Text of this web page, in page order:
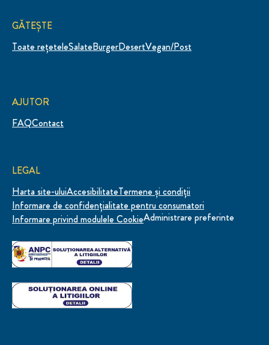
GĂTEȘTE
Toate rețeteleSalateBurgerDesertVegan/Post
AJUTOR
FAQContact
LEGAL
Harta site-uluiAccesibilitateTermene și condiții
Informare de confidenţialitate pentru consumatori
Informare privind modulele CookieAdministrare preferinte